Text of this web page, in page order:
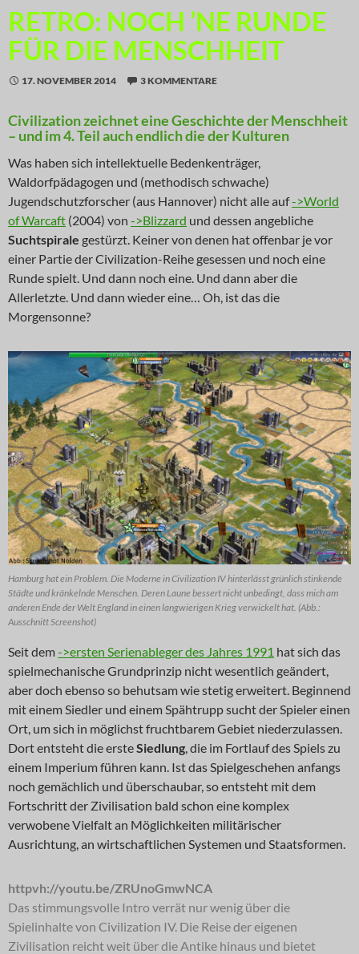
RETRO: NOCH ’NE RUNDE
FÜR DIE MENSCHHEIT
17. NOVEMBER 2014 3 KOMMENTARE
Civilization zeichnet eine Geschichte der Menschheit
– und im 4. Teil auch endlich die der Kulturen
Was haben sich intellektuelle Bedenkenträger,
Waldorfpädagogen und (methodisch schwache)
Jugendschutzforscher (aus Hannover) nicht alle auf->World
of Warcaft (2004) von ->Blizzard und dessen angebliche
Suchtspirale gestürzt. Keiner von denen hat offenbar je vor
einer Partie der Civilization-Reihe gesessen und noch eine
Runde spielt. Und dann noch eine. Und dann aber die
Allerletzte. Und dann wieder eine… Oh, ist das die
Morgensonne?
Hamburg hat ein Problem. Die Moderne in Civilization IV hinterlässt grünlich stinkende
Städte und kränkelnde Menschen. Deren Laune bessert nicht unbedingt, dass mich am
anderen Ende der Welt England in einen langwierigen Krieg verwickelt hat. (Abb.:
Ausschnitt Screenshot)
Seit dem->ersten Serienableger des Jahres 1991 hat sich das
spielmechanische Grundprinzip nicht wesentlich geändert,
aber doch ebenso so behutsam wie stetig erweitert. Beginnend
mit einem Siedler und einem Spähtrupp sucht der Spieler einen
Ort, um sich in möglichst fruchtbarem Gebiet niederzulassen.
Dort entsteht die ersteSiedlung, die im Fortlauf des Spiels zu
einem Imperium führen kann. Ist das Spielgeschehen anfangs
noch gemächlich und überschaubar, so entsteht mit dem
Fortschritt der Zivilisation bald schon eine komplex
verwobene Vielfalt an Möglichkeiten militärischer
Ausrichtung, an wirtschaftlichen Systemen und Staatsformen.
httpvh://youtu.be/ZRUnoGmwNCA
Das stimmungsvolle Intro verrät nur wenig über die
Spielinhalte von Civilization IV. Die Reise der eigenen
Zivilisation reicht weit über die Antike hinaus und bietet